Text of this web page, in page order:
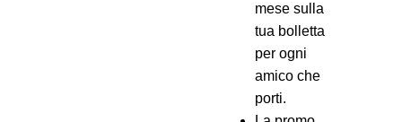
mese sulla
tua bolletta
per ogni
amico che
porti.